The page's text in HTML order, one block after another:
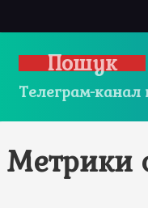
Пошук
Телеграм-канал
Метрики